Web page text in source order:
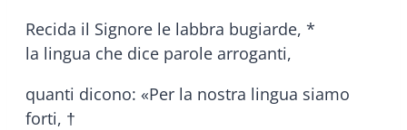
Recida il Signore le labbra bugiarde, *
la lingua che dice parole arroganti,
quanti dicono: «Per la nostra lingua siamo
forti, †